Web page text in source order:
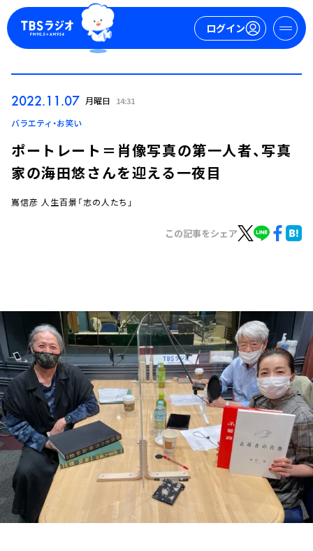
ログイン
ログイン
お知らせ
イベント・グッズ
YouTube
会社情報
2022.11.07 月曜日 14:31
バラエティ・お笑い
ポートレート＝肖像写真の第一人者、写真
家の海田悠さんを迎える一夜目
嶌信彦 人生百景「志の人たち」
この記事をシェア